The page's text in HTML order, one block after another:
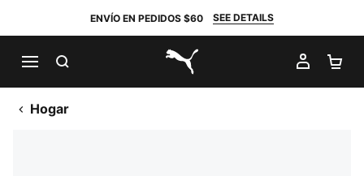
ENVÍO EN PEDIDOS $60 SEE DETAILS
PUMA.com
MI
Hogar